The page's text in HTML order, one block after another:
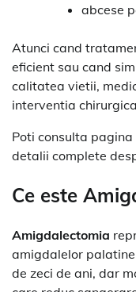
abcese
Atunci cand
eficient sau cand
calitatea vietii,
interventia
Poti consulta
detalii complete
Ce este
Amigdalectomia
amigdalelor
de zeci de ani, dar